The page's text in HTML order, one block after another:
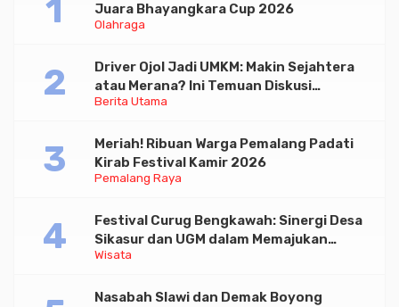
Olahraga
Juara Bhayangkara Cup 2026
Berita Utama
Driver Ojol Jadi UMKM: Makin Sejahtera
atau Merana? Ini Temuan Diskusi
Paramadina
Pemalang Raya
Meriah! Ribuan Warga Pemalang Padati
Kirab Festival Kamir 2026
Wisata
Festival Curug Bengkawah: Sinergi Desa
Sikasur dan UGM dalam Memajukan
Wisata serta UMKM Lokal
Nasabah Slawi dan Demak Boyong